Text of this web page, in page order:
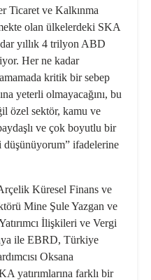
Ticaret ve Kalkınma
olan ülkelerdeki SKA
yıllık 4 trilyon ABD
Her ne kadar
kritik bir sebep
yeterli olmayacağını, bu
özel sektör, kamu ve
ve çok boyutlu bir
düşünüyorum” ifadelerine
Küresel Finans ve
Mine Şule Yazgan ve
İlişkileri ve Vergi
ile EBRD, Türkiye
Oksana
yatırımlarına farklı bir